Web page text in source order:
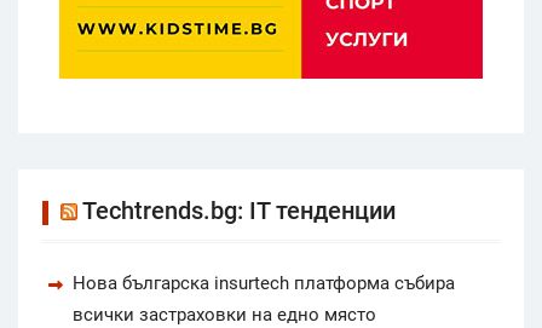
Techtrends.bg: IT тенденции
Нова българска insurtech платформа събира
всички застраховки на едно място